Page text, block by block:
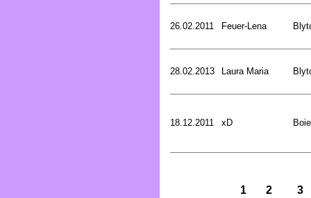
26.02.2011 Feuer-Lena
28.02.2013 Laura Maria
18.12.2011 xD
1 2 3